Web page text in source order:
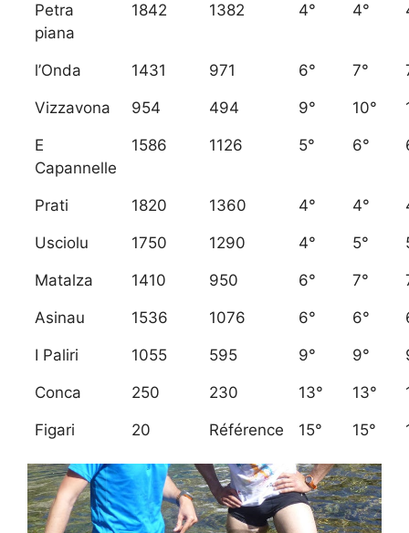
Petra
piana
1842 1382 4° 4°
l’Onda 1431 971 6° 7°
Vizzavona 954 494 9° 10°
E
Capannelle
1586 1126 5° 6°
Prati 1820 1360 4° 4°
Usciolu 1750 1290 4° 5°
Matalza 1410 950 6° 7°
Asinau 1536 1076 6° 6°
I Paliri 1055 595 9° 9°
Conca 250 230 13° 13°
Figari 20 Référence 15° 15°